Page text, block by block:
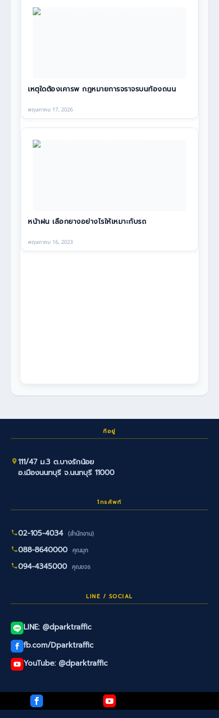
เหตุใดต้องเคารพ กฎหมายการจราจรบนท้องถนน
พฤษภาคม 17, 2026
หน้าฝน เลือกยางอย่างไรให้เหมาะกับรถ
พฤษภาคม 16, 2023
ที่อยู่
111/47 ม.3 ต.บางรักน้อย
อ.เมืองนนทบุรี จ.นนทบุรี 11000
โทรศัพท์
02-105-4034 (สำนักงาน)
088-8640000 คุณมุก
094-4345000 คุณขจร
LINE / SOCIAL
LINE: @dparktraffic
fb.com/Dparktraffic
YouTube: @dparktraffic